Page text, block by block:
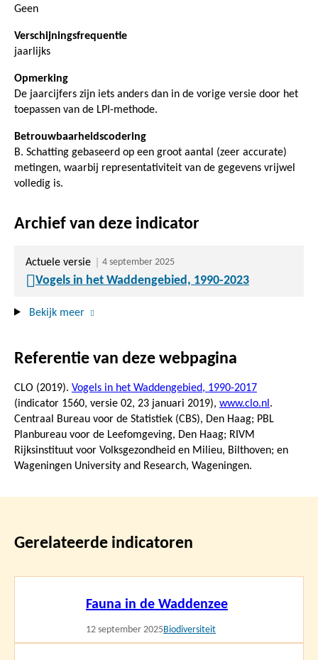
Geen
Verschijningsfrequentie
jaarlijks
Opmerking
De jaarcijfers zijn iets anders dan in de vorige versie door het
toepassen van de LPI-methode.
Betrouwbaarheidscodering
B. Schatting gebaseerd op een groot aantal (zeer accurate)
metingen, waarbij representativiteit van de gegevens vrijwel
volledig is.
Archief van deze indicator
Actuele versie 4 september 2025
Vogels in het Waddengebied, 1990-2023
Bekijk meer
Referentie van deze webpagina
CLO (2019). Vogels in het Waddengebied, 1990-2017
(indicator 1560, versie 02, 23 januari 2019), www.clo.nl .
Centraal Bureau voor de Statistiek (CBS), Den Haag; PBL
Planbureau voor de Leefomgeving, Den Haag; RIVM
Rijksinstituut voor Volksgezondheid en Milieu, Bilthoven; en
Wageningen University and Research, Wageningen.
Gerelateerde indicatoren
Fauna in de Waddenzee
12 september 2025Biodiversiteit